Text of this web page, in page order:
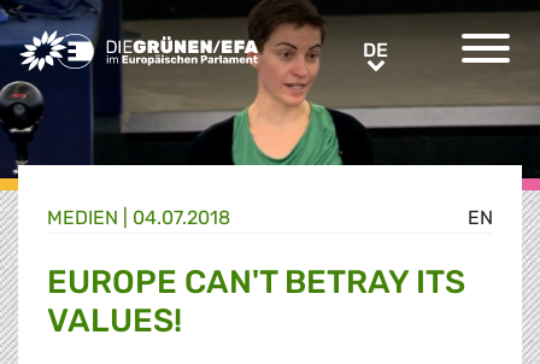
Greens/EFA Home DEDE
EN
MEDIEN 04.07.2018
EUROPE CAN'T BETRAY ITS
VALUES!